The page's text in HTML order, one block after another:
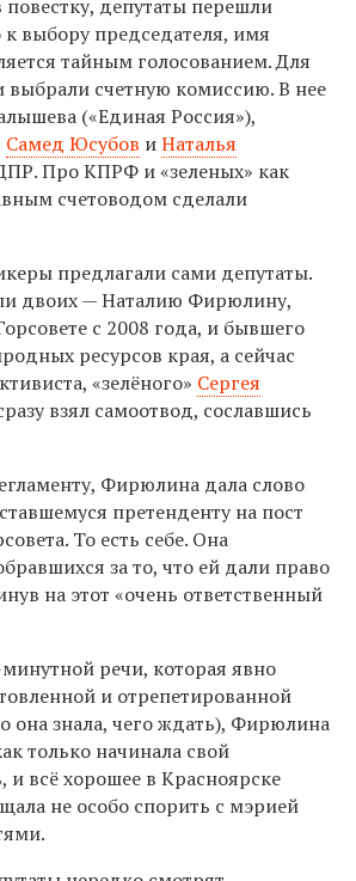
депутаты перешли
выбору председателя, имя
тайным голосованием. Для
выбрали счетную комиссию. В нее
(«Единая Россия»),
Самед Юсубов иНаталья
Про КПРФ и «зеленых» как
счетоводом сделали
предлагали сами депутаты.
двоих — Наталию Фирюлину,
с 2008 года, и бывшего
ресурсов края, а сейчас
«зелёного» Сергея
взял самоотвод, сославшись
Фирюлина дала слово
претенденту на пост
То есть себе. Она
за то, что ей дали право
на этот «очень ответственный
речи, которая явно
и отрепетированной
она знала, чего ждать), Фирюлина
только начинала свой
и всё хорошее в Красноярске
не особо спорить с мэрией